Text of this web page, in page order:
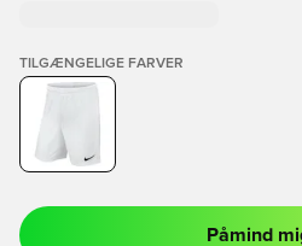
TILGÆNGELIGE FARVER
Påmind